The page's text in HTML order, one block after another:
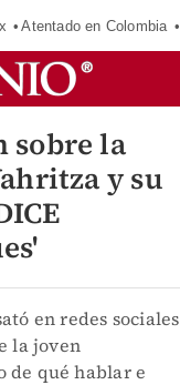
Atentado en Colombia
sobre la
y su
en redes sociales
la joven
de qué hablar e